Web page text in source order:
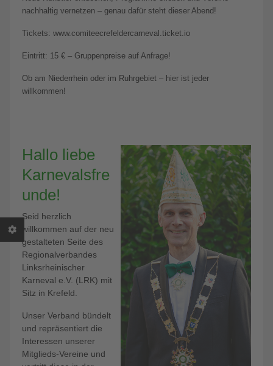
nachhaltig vernetzen – genau dafür steht dieser Abend!
Tickets: www.comiteecrefeldercarneval.ticket.io
Eintritt: 15 € – Gruppenpreise auf Anfrage!
Ob am Niederrhein oder im Ruhrgebiet – hier ist jeder
willkommen!
Hallo liebe
Karnevalsfre
unde!
Seid herzlich
willkommen auf der neu
gestalteten Seite des
Regionalverbandes
Linksrheinischer
Karneval e.V. (LRK) mit
Sitz in Krefeld.
Unser Verband bündelt
und repräsentiert die
Interessen unserer
Mitglieds-Vereine und